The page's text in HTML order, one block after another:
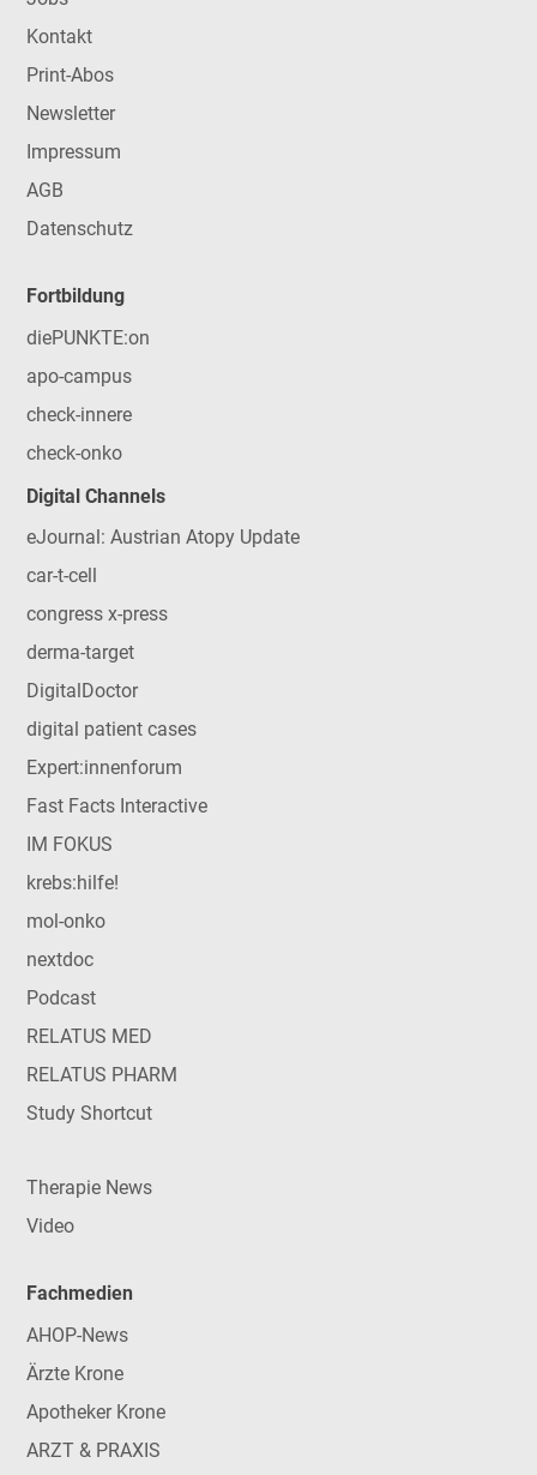
Kontakt
Print-Abos
Newsletter
Impressum
AGB
Datenschutz
Fortbildung
diePUNKTE:on
apo-campus
check-innere
check-onko
Digital Channels
eJournal: Austrian Atopy Update
car-t-cell
congress x-press
derma-target
DigitalDoctor
digital patient cases
Expert:innenforum
Fast Facts Interactive
IM FOKUS
krebs:hilfe!
mol-onko
nextdoc
Podcast
RELATUS MED
RELATUS PHARM
Study Shortcut
Therapie News
Video
Fachmedien
AHOP-News
Ärzte Krone
Apotheker Krone
ARZT & PRAXIS